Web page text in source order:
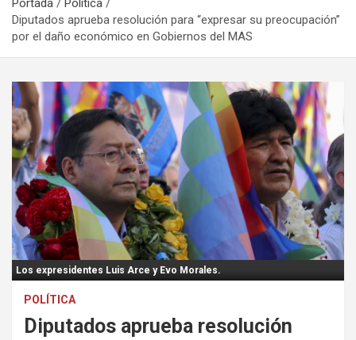
e
r
t
s
e
m
e
n
t
:
Portada
Política
Diputados aprueba resolución para “expresar su preocupación”
por el daño económico en Gobiernos del MAS
Los expresidentes Luis Arce y Evo Morales.
POLÍTICA
Diputados aprueba resolución